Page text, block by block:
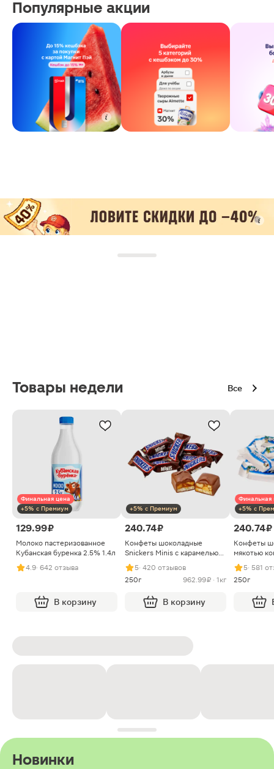
Популярные акции
Товары недели Все
Финальная цена
+5% с Премиум
129.99 ₽
Молоко пастеризованное
Кубанская буренка 2.5% 1.4л
4.9· 642 отзыва
В корзину
+5% с Премиум
240.74 ₽
Конфеты шоколадные
Snickers Minis с карамелью
арахисом и нугой
5· 420 отзывов
250г
962.99 ₽ · 1кг
В корзину
Финальная
+5% с
240.74 ₽
Конфеты
мякотью
5· 581
250г
Новинки